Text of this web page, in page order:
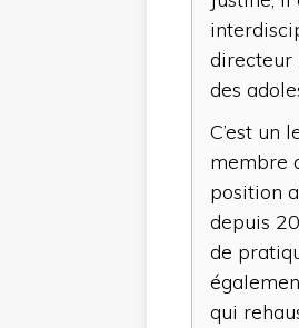
directeur
des
C’est un
membre
position
depuis
de
qui